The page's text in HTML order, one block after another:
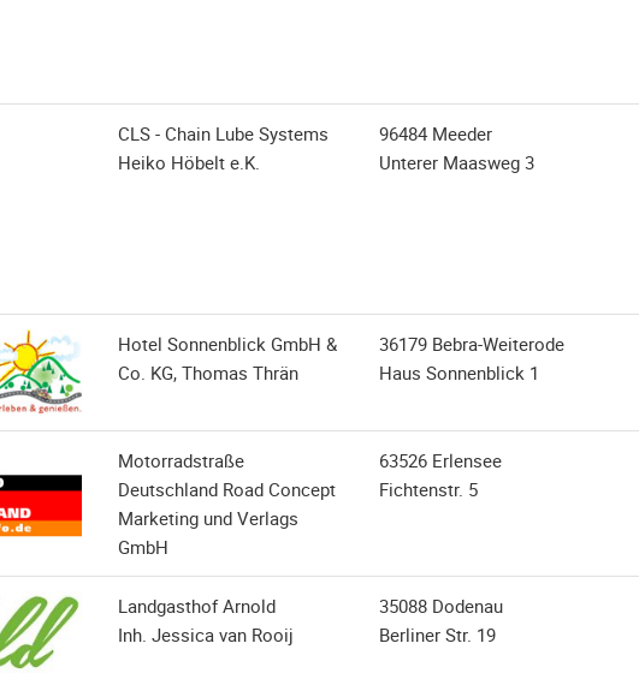
CLS - Chain Lube Systems
Heiko Höbelt e.K.
96484 Meeder
Unterer Maasweg 3
Hotel Sonnenblick GmbH &
Co. KG, Thomas Thrän
36179 Bebra-Weiterode
Haus Sonnenblick 1
Motorradstraße
Deutschland Road Concept
Marketing und Verlags
GmbH
63526 Erlensee
Fichtenstr. 5
Landgasthof Arnold
Inh. Jessica van Rooij
35088 Dodenau
Berliner Str. 19